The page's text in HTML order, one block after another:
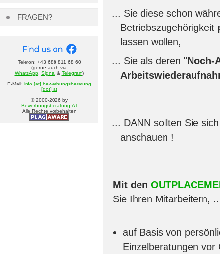
FRAGEN?
Telefon: +43 688 811 68 60
(gerne auch via
WhatsApp, Signal& Telegram)
E-Mail: info [at] bewerbungsberatung
[dot] at
© 2000-2026 by
Bewerbungsberatung.AT
Alle Rechte vorbehalten
Sie diese schon
Betriebszugehörigkeit
lassen wollen,
Sie als deren "Noch-
DANN sollten Sie
anschauen !
Mit den
Sie Ihren Mitarbeitern,
auf Basis von
Einzelberatungen vor